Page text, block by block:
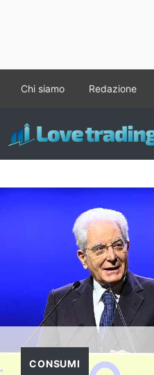
contenuto
Chi siamo Redazione
CONSUMI